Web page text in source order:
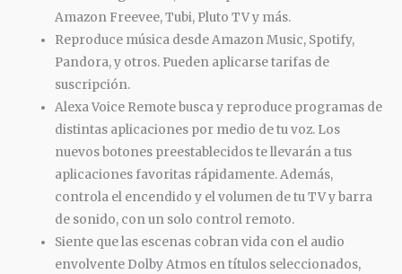
Amazon Freevee, Tubi, Pluto TV y más.
Reproduce música desde Amazon Music, Spotify,
Pandora, y otros. Pueden aplicarse tarifas de
suscripción.
Alexa Voice Remote busca y reproduce programas de
distintas aplicaciones por medio de tu voz. Los
nuevos botones preestablecidos te llevarán a tus
aplicaciones favoritas rápidamente. Además,
controla el encendido y el volumen de tu TV y barra
de sonido, con un solo control remoto.
Siente que las escenas cobran vida con el audio
envolvente Dolby Atmos en títulos seleccionados,